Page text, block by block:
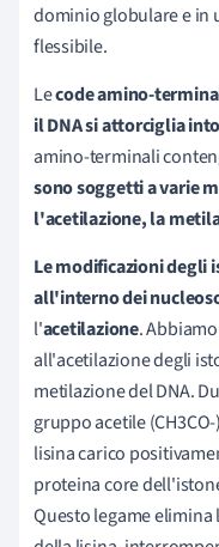
dominio globulare e in
flessibile.
Lecode amino-
il DNA si attorciglia
amino-terminali
sono soggetti a varie
l'acetilazione, la
Le modificazioni degli
all'interno dei
l'acetilazione.
all'acetilazione degli
metilazione del DNA.
gruppo acetile
lisina carico
proteina core
Questo legame elimina